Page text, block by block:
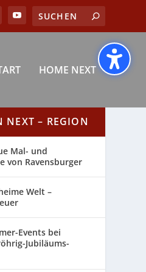
HOME NEXT
NEXT – REGION
Mal- und
von Ravensburger
Welt –
Events bei
Jubiläums-